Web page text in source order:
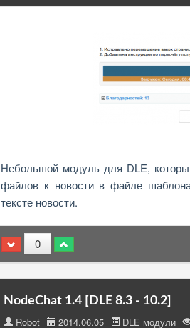
Небольшой модуль для DLE,
файлов к новости в файле
тексте новости.
0
NodeChat 1.4 [DLE 8.3 - 10.2]
Robot 2014.06.05 DLE модули